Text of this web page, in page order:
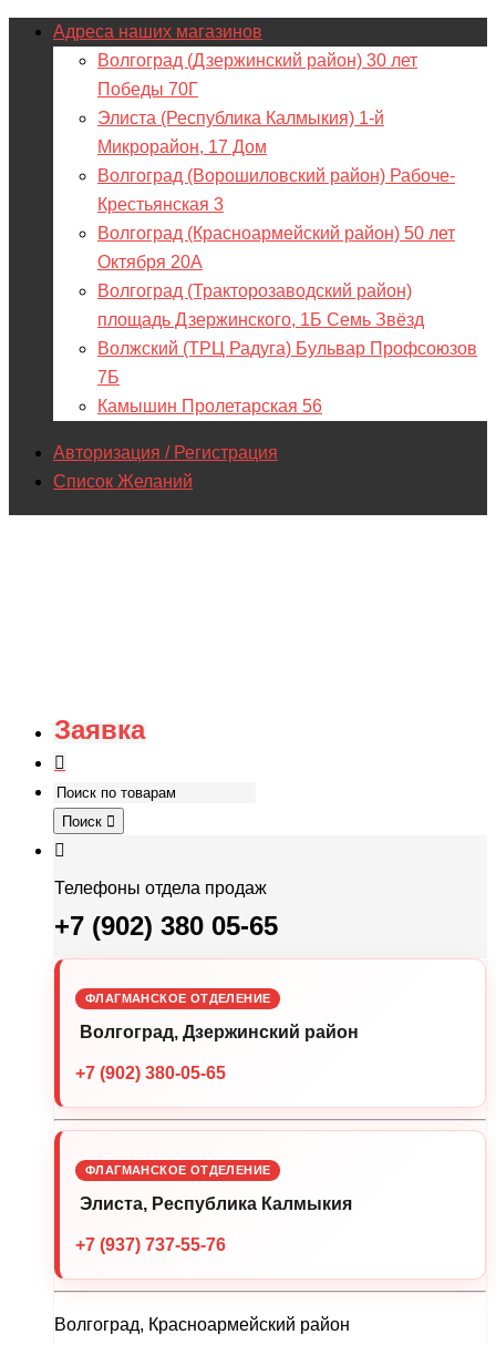
Адреса наших магазинов
Волгоград (Дзержинский район) 30 лет
Победы 70Г
Элиста (Республика Калмыкия) 1-й
Микрорайон, 17 Дом
Волгоград (Ворошиловский район) Рабоче-
Крестьянская 3
Волгоград (Красноармейский район) 50 лет
Октября 20А
Волгоград (Тракторозаводский район)
площадь Дзержинского, 1Б Семь Звёзд
Волжский (ТРЦ Радуга) Бульвар Профсоюзов
7Б
Камышин Пролетарская 56
Авторизация / Регистрация
Список Желаний
Заявка
Поиск
Телефоны отдела продаж
+7 (902) 380 05-65
ФЛАГМАНСКОЕ ОТДЕЛЕНИЕ
Волгоград, Дзержинский район
+7 (902) 380-05-65
ФЛАГМАНСКОЕ ОТДЕЛЕНИЕ
Элиста, Республика Калмыкия
+7 (937) 737-55-76
Волгоград, Красноармейский район